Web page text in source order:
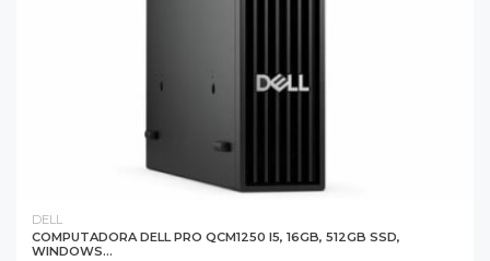
DELL
COMPUTADORA DELL PRO QCM1250 I5, 16GB, 512GB SSD,
WINDOWS...